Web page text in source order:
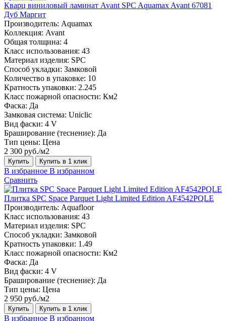
Кварц виниловый ламинат Avant SPC Aquamax Avant 67081
Дуб Маргит
Производитель: Aquamax
Коллекция: Avant
Общая толщина: 4
Класс использования: 43
Материал изделия: SPC
Способ укладки: Замковой
Количество в упаковке: 10
Кратность упаковки: 2.245
Класс пожарной опасности: Км2
Фаска: Да
Замковая система: Uniclic
Вид фаски: 4 V
Браширование (теснение): Да
Тип цены: Цена
2 300 руб./м2
Купить Купить в 1 клик
В избранное В избранном
Сравнить
Плитка SPC Space Parquet Light Limited Edition AF4542PQLE
Производитель: Aquafloor
Класс использования: 43
Материал изделия: SPC
Способ укладки: Замковой
Кратность упаковки: 1.49
Класс пожарной опасности: Км2
Фаска: Да
Вид фаски: 4 V
Браширование (теснение): Да
Тип цены: Цена
2 950 руб./м2
Купить Купить в 1 клик
В избранное В избранном